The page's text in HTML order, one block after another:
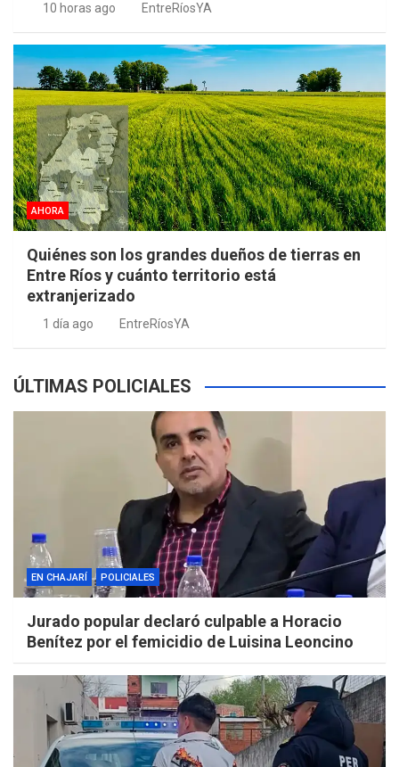
10 horas ago EntreRíosYA
AHORA
Quiénes son los grandes dueños de tierras en
Entre Ríos y cuánto territorio está
extranjerizado
1 día ago EntreRíosYA
ÚLTIMAS POLICIALES
EN CHAJARÍ POLICIALES
Jurado popular declaró culpable a Horacio
Benítez por el femicidio de Luisina Leoncino